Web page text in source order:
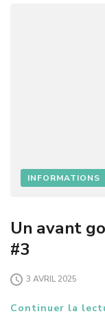
INFORMATIONS
Un avant
#3
3 AVRIL 2025
Continuer la